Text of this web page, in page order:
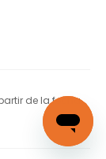
de la fecha